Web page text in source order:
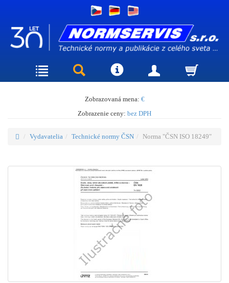
Zobrazovaná mena: €
Zobrazenie ceny: bez DPH
Vydavatelia Technické normy ČSN Norma "ČSN ISO 18249"